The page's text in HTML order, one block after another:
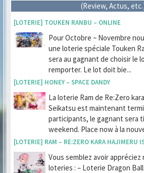
(Review, Actus,
[LOTERIE] TOUKEN RANBU – ONLINE
Pour Octobre ~ Novembre
une loterie spéciale Touken
sera au gagnant de choisir le
remporter. Le lot doit bie...
[LOTERIE] HONEY – SPACE DANDY
La loterie Ram de Re:Zero
Seikatsu est maintenant
participants, le gagnant sera
weekend. Place now à la
[LOTERIE] RAM – RE:ZERO KARA HAJIMERU
Vous semblez avoir
loteries : – Loterie Dragon